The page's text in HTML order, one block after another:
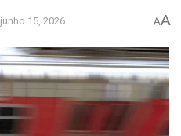
junho 15, 2026 AA